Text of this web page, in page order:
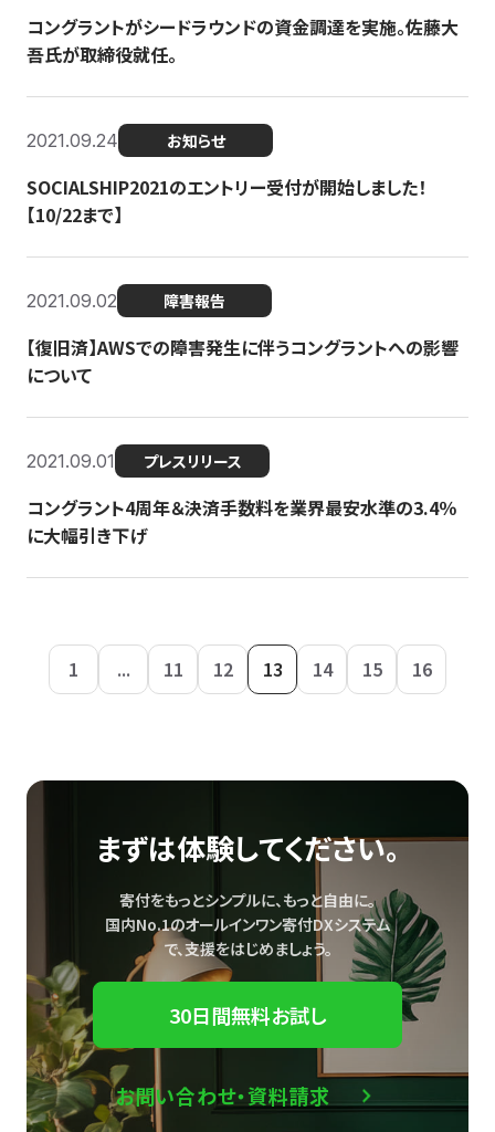
コングラントがシードラウンドの資金調達を実施。佐藤大
吾氏が取締役就任。
2021.09.24 お知らせ
SOCIALSHIP2021のエントリー受付が開始しました！
【10/22まで】
2021.09.02 障害報告
【復旧済】AWSでの障害発生に伴うコングラントへの影響
について
2021.09.01 プレスリリース
コングラント4周年＆決済手数料を業界最安水準の3.4％
に大幅引き下げ
1 ... 11 12 13 14 15 16
まずは体験してください。
寄付をもっとシンプルに、もっと自由に。
国内No.1のオールインワン寄付DXシステム
で、支援をはじめましょう。
30日間無料お試し
お問い合わせ・資料請求